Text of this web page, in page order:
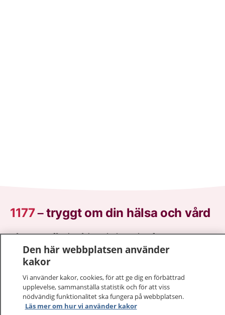
1177–tryggt om din hälsa och vård
På 1177.se får du råd om hälsa och information om
sjukdomar och vilka mottagningar du kan kontakta.
Logga in för att läsa din journal och göra dina
vårdärenden. Ring telefonnummer 1177 för
sjukvårdsrådgivning dygnet runt.
1177 ger dig råd när du vill må bättre.
Den här webbplatsen använder
kakor
Vi använder kakor, cookies, för att ge dig en förbättrad
upplevelse, sammanställa statistik och för att viss
nödvändig funktionalitet ska fungera på webbplatsen.
Läs mer om hur vi använder kakor